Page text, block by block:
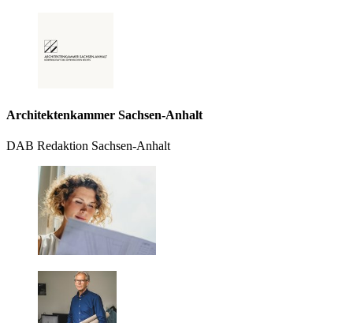
Architektenkammer Sachsen-Anhalt
DAB Redaktion Sachsen-Anhalt